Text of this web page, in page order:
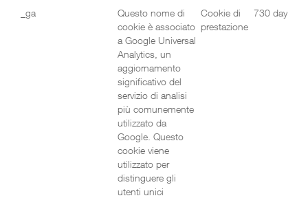
_ga
Questo nome di
cookie è associato
a Google Universal
Analytics, un
aggiornamento
significativo del
servizio di analisi
più comunemente
utilizzato da
Google. Questo
cookie viene
utilizzato per
distinguere gli
utenti unici
Cookie di
prestazione
730 days